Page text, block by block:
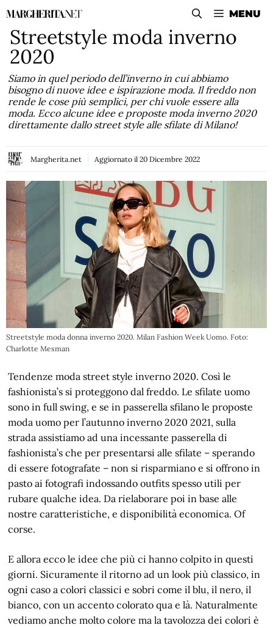
Vai
contenuto
MENU
Streetstyle moda inverno
2020
Siamo in quel periodo dell’inverno in cui abbiamo
bisogno di nuove idee e ispirazione moda. Il freddo non
rende le cose più semplici, per chi vuole essere alla
moda. Ecco alcune idee e proposte moda inverno 2020
direttamente dallo street style alle sfilate di Milano!
Margherita.net Aggiornato il 20 Dicembre 2022
Streetstyle moda donna inverno 2020. Milan Fashion Week Uomo. Foto:
Charlotte Mesman
Tendenze moda street style inverno 2020. Così le
fashionista’s si proteggono dal freddo. Le sfilate uomo
sono in full swing, e se in passerella sfilano le proposte
moda uomo per l’autunno inverno 2020 2021, sulla
strada assistiamo ad una incessante passerella di
fashionista’s che per presentarsi alle sfilate – sperando
di essere fotografate – non si risparmiano e si offrono in
pasto ai fotografi indossando outfits spesso utili per
rubare qualche idea. Da rielaborare poi in base alle
nostre caratteristiche, e disponibilità economica. Of
corse.
E allora ecco le idee che più ci hanno colpito in questi
giorni. Sicuramente il ritorno ad un look più classico, in
ogni caso a colori classici e sobri come il blu, il nero, il
bianco, con un accento colorato qua e là. Naturalmente
vediamo anche molto colore ma la tavolozza dei colori è